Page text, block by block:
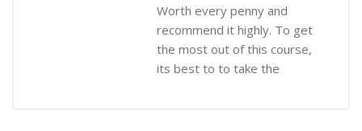
Worth every penny and
recommend it highly. To get
the most out of this course,
its best to to take the